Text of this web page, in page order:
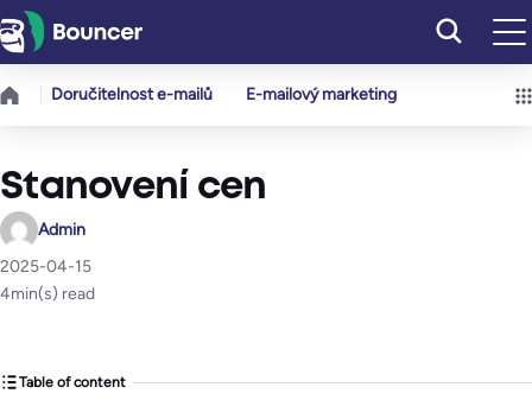
Přeskočit
na
obsah
Doručitelnost e-mailů E-mailový marketing
Stanovení cen
Admin
2025-04-15
4min(s) read
Table of content